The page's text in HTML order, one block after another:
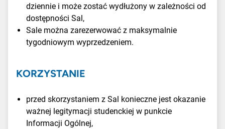
dziennie i może zostać wydłużony w zależności od
dostępności Sal,
Sale można zarezerwować z maksymalnie
tygodniowym wyprzedzeniem.
KORZYSTANIE
przed skorzystaniem z Sal konieczne jest okazanie
ważnej legitymacji studenckiej w punkcie
Informacji Ogólnej,